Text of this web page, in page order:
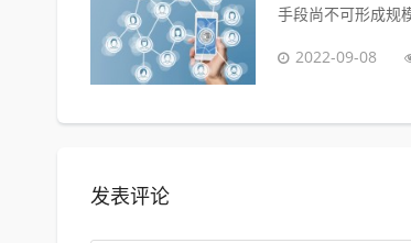
手段尚不可形成规
2022-09-08
发表评论